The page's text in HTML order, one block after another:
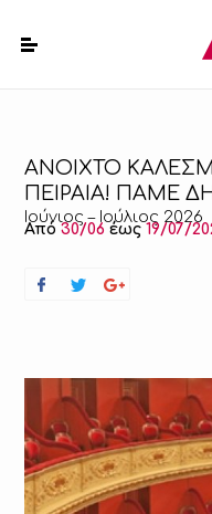
ΑΝΟΙΧΤΟ
ΠΕΙΡΑΙΑ! ΠΑΜΕ
Ιούνιος – Ιούλιος 2026
Από30/06 έως19/07/